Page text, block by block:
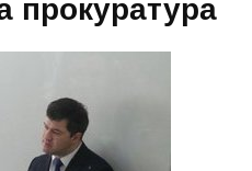
прокуратура